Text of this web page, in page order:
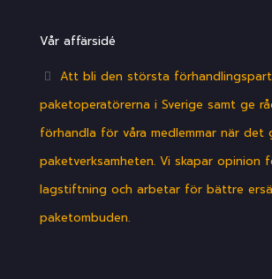
Vår affärsidé
Att bli den största
paketoperatörerna i Sverige samt ge
förhandla för våra medlemmar när det
paketverksamheten. Vi skapar opinion
lagstiftning och arbetar för bättre
paketombuden.